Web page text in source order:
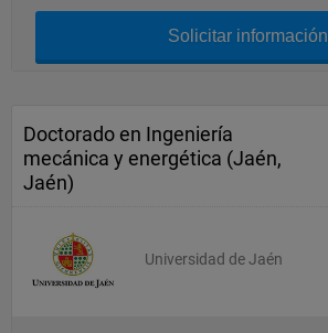
Solicitar información
Doctorado en Ingeniería
mecánica y energética (Jaén,
Jaén)
Universidad de Jaén